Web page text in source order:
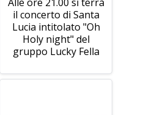
il concerto di Santa
Lucia intitolato "Oh
Holy night" del
gruppo Lucky Fella